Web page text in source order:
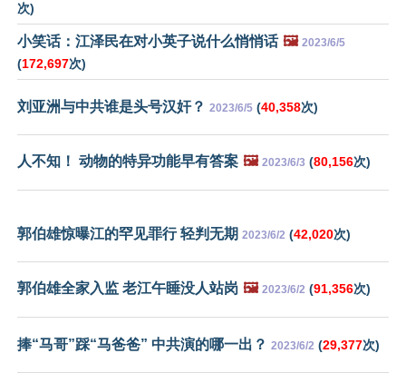
次)
小笑话：江泽民在对小英子说什么悄悄话 🖼️ 2023/6/5
(172,697次)
刘亚洲与中共谁是头号汉奸？ 2023/6/5 (40,358次)
人不知！ 动物的特异功能早有答案 🖼️ 2023/6/3 (80,156次)
郭伯雄惊曝江的罕见罪行 轻判无期 2023/6/2 (42,020次)
郭伯雄全家入监 老江午睡没人站岗 🖼️ 2023/6/2 (91,356次)
捧“马哥”踩“马爸爸” 中共演的哪一出？ 2023/6/2 (29,377次)